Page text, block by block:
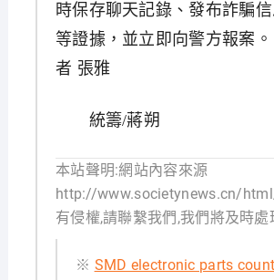
時保存聊天記錄、發布詐騙
等證據，並立即向警方報案
者 張雅
統籌/蔣朔
本站聲明:網站內容來源
http://www.societynews.cn/
有侵權,請聯繫我們,我們將及時處
※ SMD electronic parts